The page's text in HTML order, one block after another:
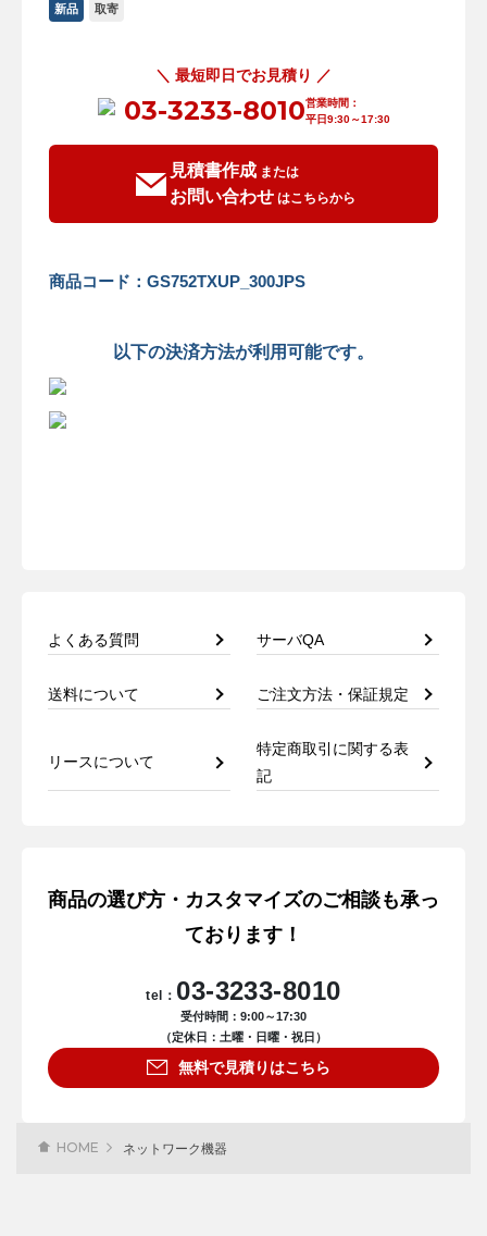
新品 取寄
＼ 最短即日でお見積り ／
03-3233-8010営業時間：
平日9:30～17:30
見積書作成または
お問い合わせはこちらから
商品コード：GS752TXUP_300JPS
以下の決済方法が利用可能です。
よくある質問 サーバQA
送料について ご注文方法・保証規定
リースについて
特定商取引に関する表
記
商品の選び方・カスタマイズのご相談も承っ
ております！
tel： 03-3233-8010
受付時間：9:00～17:30
（定休日：土曜・日曜・祝日）
無料で見積りはこちら
HOME ネットワーク機器